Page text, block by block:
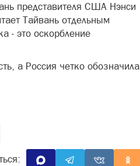
представителя США Нэнси
Тайвань отдельным
- это оскорбление
а Россия четко обозначила